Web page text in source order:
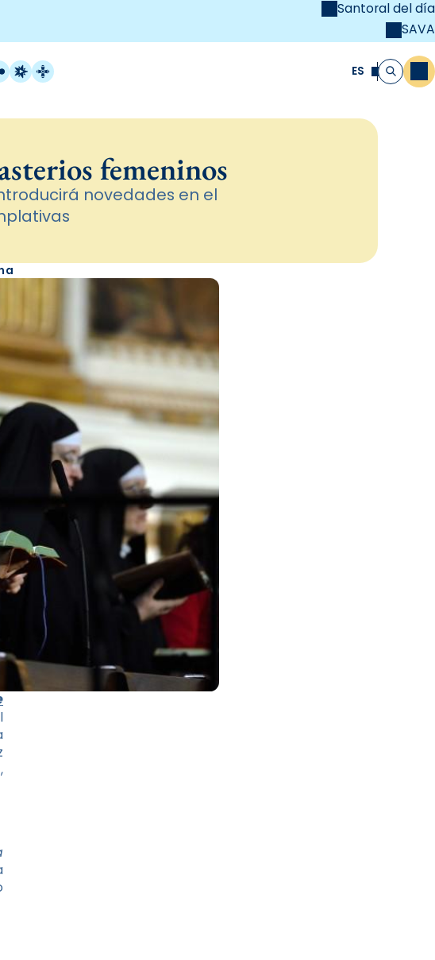
Santoral del día
SAVA
Radio Estel
Catalunya Cristiana ES Buscar
femeninos
novedades en el